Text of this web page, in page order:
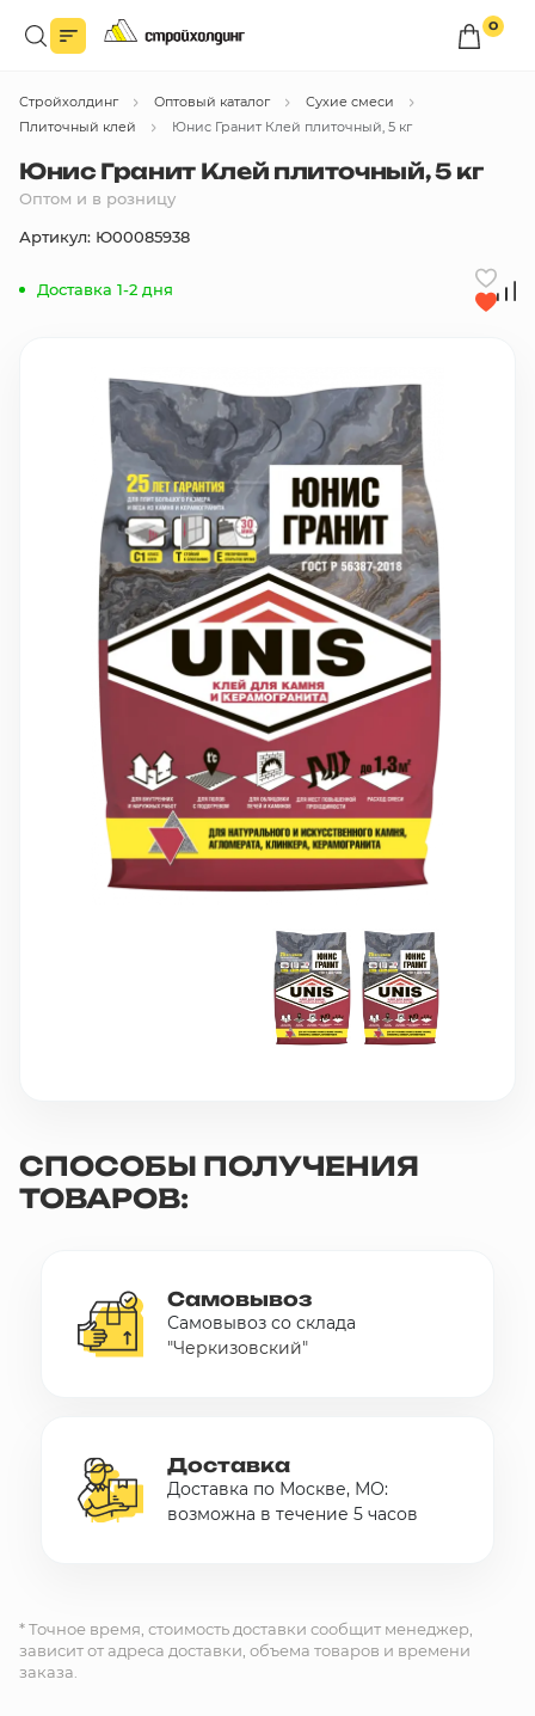
0
Войдите в личный кабинет
Вы сможете оформлять заказы по оптовым ценам.
Войти
Избранное
Сравнение
В корзину
10 000 ₽
Минимальный заказ
+7(495) 988-86-47
sales@stroyholding.ru
Телеграм
Оплата
О компании
Все бренды
Стройхолдинг Оптовый каталог
Сухие смеси
Плиточный клей
Юнис Гранит Клей плиточный, 5 кг
Юнис Гранит Клей плиточный, 5 кг
Оптом и в розницу
Артикул: Ю00085938
Доставка 1-2 дня
СПОСОБЫ ПОЛУЧЕНИЯ
ТОВАРОВ:
Самовывоз
Самовывоз со склада
"Черкизовский"
Доставка
Доставка по Москве, МО:
возможна в течение 5 часов
* Точное время, стоимость доставки сообщит менеджер,
зависит от адреса доставки, объема товаров и времени
заказа.